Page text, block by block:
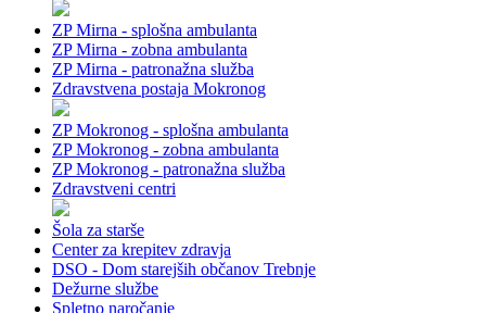
ZP Mirna - splošna ambulanta
ZP Mirna - zobna ambulanta
ZP Mirna - patronažna služba
Zdravstvena postaja Mokronog
ZP Mokronog - splošna ambulanta
ZP Mokronog - zobna ambulanta
ZP Mokronog - patronažna služba
Zdravstveni centri
Šola za starše
Center za krepitev zdravja
DSO - Dom starejših občanov Trebnje
Dežurne službe
Spletno naročanje